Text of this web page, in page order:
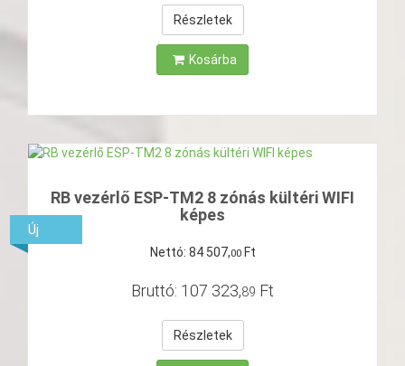
Részletek
Kosárba
RB vezérlő ESP-TM2 8 zónás kültéri WIFI
képes
Nettó: 84 507,00 Ft
Bruttó: 107 323,89 Ft
Részletek
Új